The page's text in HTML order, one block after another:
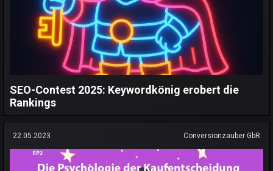
SEO-Contest 2025: Keywordkönig erobert die
Rankings
22.05.2023 Conversionzauber GbR